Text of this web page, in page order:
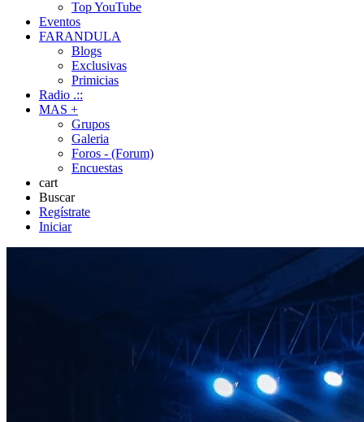
Top YouTube
Eventos
FARANDULA
Blogs
Exclusivas
Primicias
Radio .::
MAS +
Grupos
Galeria
Foros - (Forum)
Encuestas
cart
Buscar
Regístrate
Iniciar